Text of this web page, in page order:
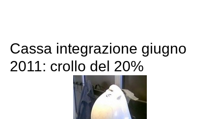
Cassa integrazione giugno
2011: crollo del 20%